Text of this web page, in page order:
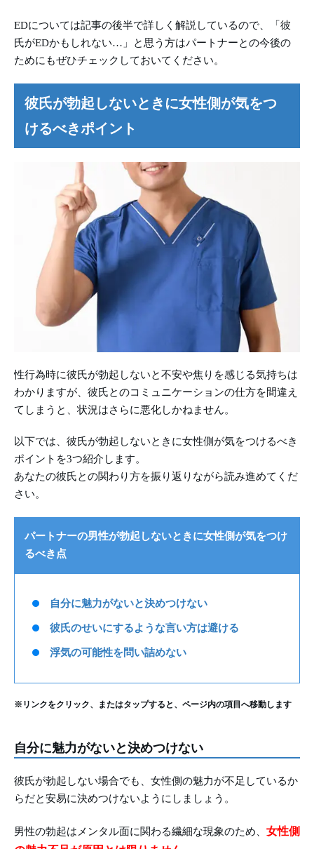
EDについては記事の後半で詳しく解説しているので、「彼
氏がEDかもしれない…」と思う方はパートナーとの今後の
ためにもぜひチェックしておいてください。
彼氏が勃起しないときに女性側が気をつ
けるべきポイント
性行為時に彼氏が勃起しないと不安や焦りを感じる気持ちは
わかりますが、彼氏とのコミュニケーションの仕方を間違え
てしまうと、状況はさらに悪化しかねません。
以下では、彼氏が勃起しないときに女性側が気をつけるべき
ポイントを3つ紹介します。
あなたの彼氏との関わり方を振り返りながら読み進めてくだ
さい。
パートナーの男性が勃起しないときに女性側が気をつけ
るべき点
自分に魅力がないと決めつけない
彼氏のせいにするような言い方は避ける
浮気の可能性を問い詰めない
※リンクをクリック、またはタップすると、ページ内の項目へ移動します
自分に魅力がないと決めつけない
彼氏が勃起しない場合でも、女性側の魅力が不足しているか
らだと安易に決めつけないようにしましょう。
男性の勃起はメンタル面に関わる繊細な現象のため、 女性側